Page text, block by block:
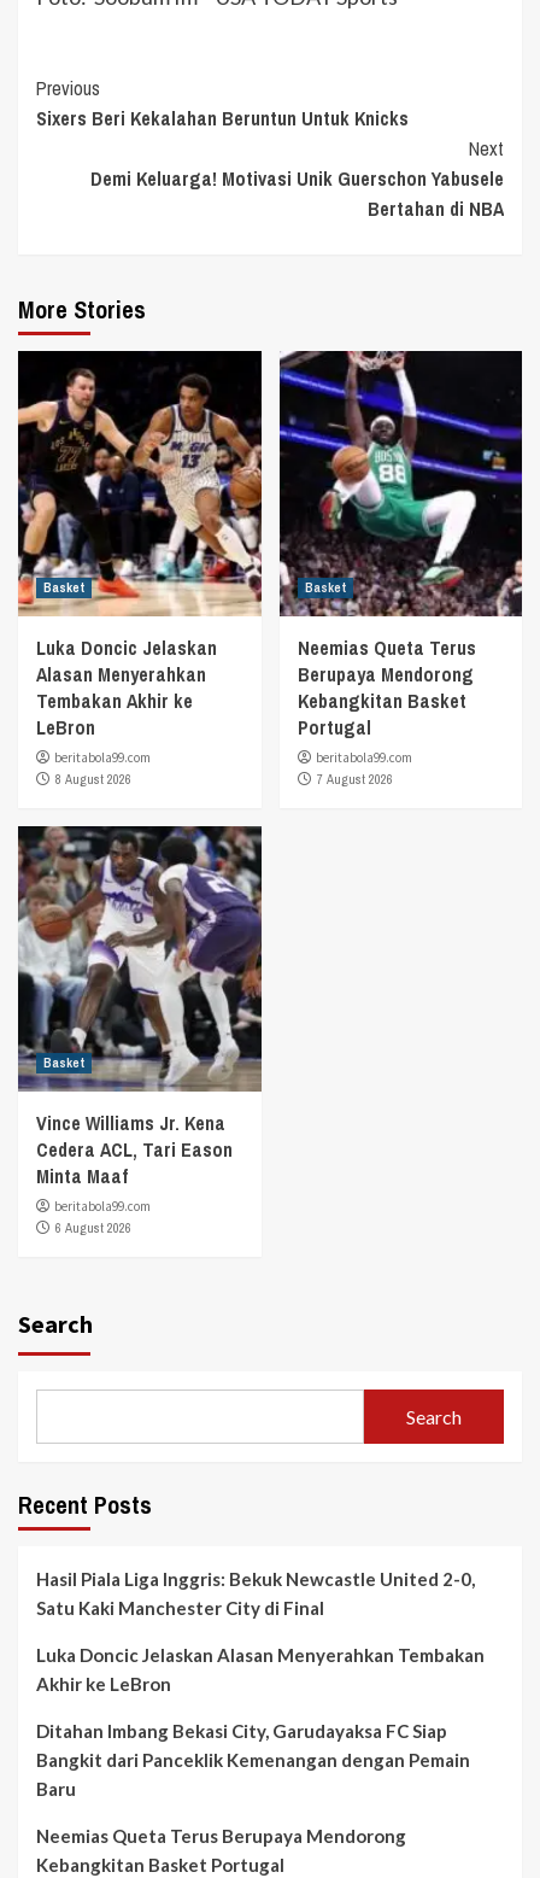
Continue
Reading
Previous
Sixers Beri Kekalahan Beruntun Untuk Knicks
Next
Demi Keluarga! Motivasi Unik Guerschon Yabusele
Bertahan di NBA
More Stories
Basket
Luka Doncic Jelaskan
Alasan Menyerahkan
Tembakan Akhir ke
LeBron
beritabola99.com
8 August 2026
Basket
Neemias Queta Terus
Berupaya Mendorong
Kebangkitan Basket
Portugal
beritabola99.com
7 August 2026
Basket
Vince Williams Jr. Kena
Cedera ACL, Tari Eason
Minta Maaf
beritabola99.com
6 August 2026
Search
Search
Recent Posts
Hasil Piala Liga Inggris: Bekuk Newcastle United 2-0,
Satu Kaki Manchester City di Final
Luka Doncic Jelaskan Alasan Menyerahkan Tembakan
Akhir ke LeBron
Ditahan Imbang Bekasi City, Garudayaksa FC Siap
Bangkit dari Panceklik Kemenangan dengan Pemain
Baru
Neemias Queta Terus Berupaya Mendorong
Kebangkitan Basket Portugal